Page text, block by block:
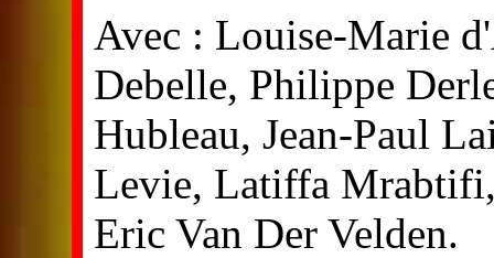
Avec : Louise-Marie
Debelle, Philippe
Hubleau, Jean-Paul
Levie, Latiffa
Eric Van Der Velden.